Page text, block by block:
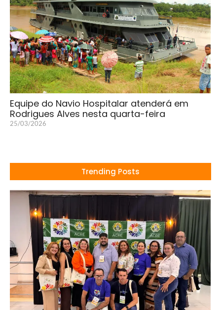
Equipe do Navio Hospitalar atenderá em
Rodrigues Alves nesta quarta-feira
25/03/2026
Trending Posts